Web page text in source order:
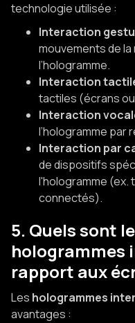
technologie utilisée :
Interaction
mouvements de la
l’hologramme.
Interaction
tactiles (écrans
Interaction
l’hologramme par
Interaction par
de dispositifs
l'hologramme (ex.
connectés).
5. Quels sont
hologrammes
rapport aux
Les hologrammes
avantages :